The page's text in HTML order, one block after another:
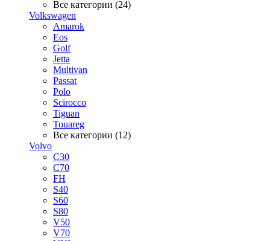
Все категории (24)
Volkswagen
Amarok
Eos
Golf
Jetta
Multivan
Passat
Polo
Scirocco
Tiguan
Touareg
Все категории (12)
Volvo
C30
C70
FH
S40
S60
S80
V50
V70